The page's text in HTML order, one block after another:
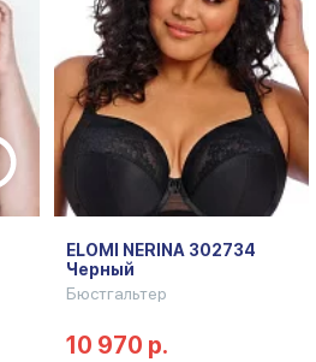
ELOMI NERINA 302734
Черный
Бюстгальтер
10 970 р.